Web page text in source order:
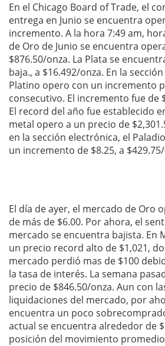
En el Chicago Board of Trade, el
entrega en Junio se encuentra
incremento. A la hora 7:49 am,
de Oro de Junio se encuentra
$876.50/onza. La Plata se
baja., a $16.492/onza. En la
Platino opero con un incremento
consecutivo. El incremento fue de
El record del año fue establecido
metal opero a un precio de
en la sección electrónica, el
un incremento de $8.25, a
El día de ayer, el mercado de Oro
de más de $6.00. Por ahora, el
mercado se encuentra bajista. En
un precio record alto de $1,021,
mercado perdió mas de $100
la tasa de interés. La semana
precio de $846.50/onza. Aun con
liquidaciones del mercado, por
encuentra un poco
actual se encuentra alrededor de
posición del movimiento